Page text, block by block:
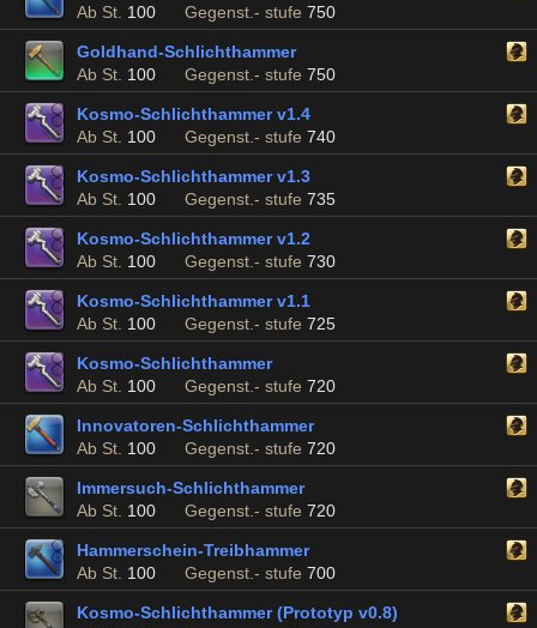
Ab St. 100 Gegenst.- stufe 750
Goldhand-Schlichthammer
Ab St. 100 Gegenst.- stufe 750
Kosmo-Schlichthammer v1.4
Ab St. 100 Gegenst.- stufe 740
Kosmo-Schlichthammer v1.3
Ab St. 100 Gegenst.- stufe 735
Kosmo-Schlichthammer v1.2
Ab St. 100 Gegenst.- stufe 730
Kosmo-Schlichthammer v1.1
Ab St. 100 Gegenst.- stufe 725
Kosmo-Schlichthammer
Ab St. 100 Gegenst.- stufe 720
Innovatoren-Schlichthammer
Ab St. 100 Gegenst.- stufe 720
Immersuch-Schlichthammer
Ab St. 100 Gegenst.- stufe 720
Hammerschein-Treibhammer
Ab St. 100 Gegenst.- stufe 700
Kosmo-Schlichthammer (Prototyp v0.8)